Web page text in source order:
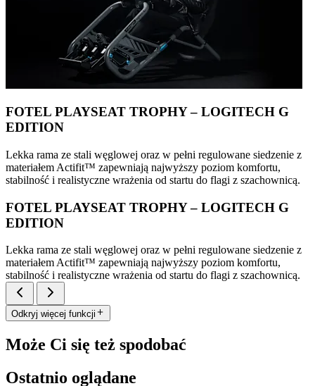
FOTEL PLAYSEAT TROPHY – LOGITECH G
EDITION
Lekka rama ze stali węglowej oraz w pełni regulowane siedzenie z
materiałem Actifit™️ zapewniają najwyższy poziom komfortu,
stabilność i realistyczne wrażenia od startu do flagi z szachownicą.
FOTEL PLAYSEAT TROPHY – LOGITECH G
EDITION
Lekka rama ze stali węglowej oraz w pełni regulowane siedzenie z
materiałem Actifit™️ zapewniają najwyższy poziom komfortu,
stabilność i realistyczne wrażenia od startu do flagi z szachownicą.
Odkryj więcej funkcji
Może Ci się też spodobać
Ostatnio oglądane